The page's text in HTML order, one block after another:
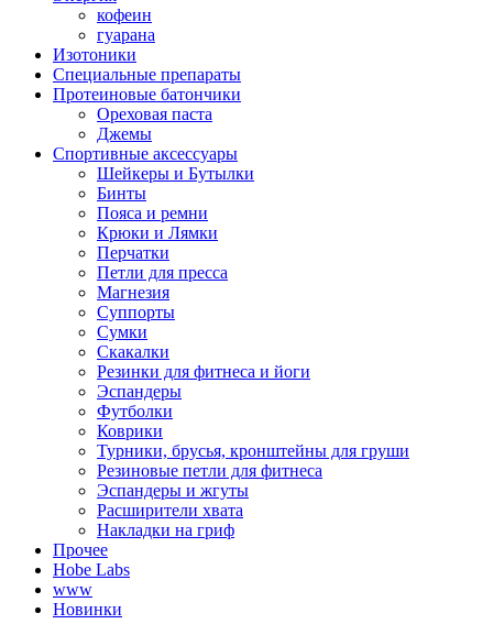
кофеин
гуарана
Изотоники
Специальные препараты
Протеиновые батончики
Ореховая паста
Джемы
Спортивные аксессуары
Шейкеры и Бутылки
Бинты
Пояса и ремни
Крюки и Лямки
Перчатки
Петли для пресса
Магнезия
Суппорты
Сумки
Скакалки
Резинки для фитнеса и йоги
Эспандеры
Футболки
Коврики
Турники, брусья, кронштейны для груши
Резиновые петли для фитнеса
Эспандеры и жгуты
Расширители хвата
Накладки на гриф
Прочее
Hobe Labs
www
Новинки